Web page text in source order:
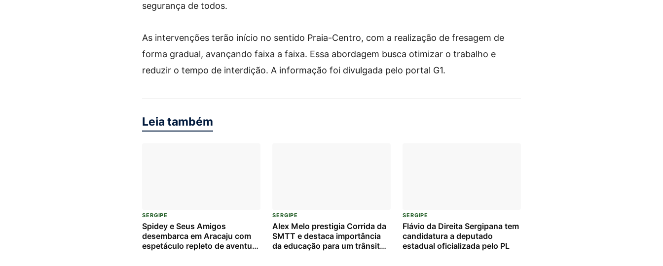
segurança de todos.
As intervenções terão início no sentido Praia-Centro, com a realização de fresagem de
forma gradual, avançando faixa a faixa. Essa abordagem busca otimizar o trabalho e
reduzir o tempo de interdição. A informação foi divulgada pelo portal G1.
Leia também
SERGIPE
Spidey e Seus Amigos
desembarca em Aracaju com
espetáculo repleto de aventura
SERGIPE
Alex Melo prestigia Corrida da
SMTT e destaca importância
da educação para um trânsito
SERGIPE
Flávio da Direita Sergipana tem
candidatura a deputado
estadual oficializada pelo PL